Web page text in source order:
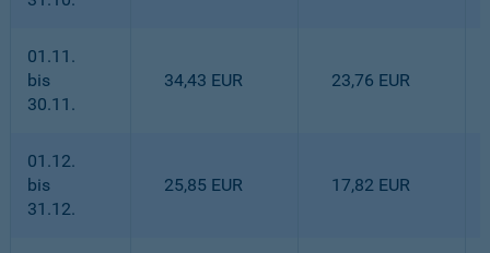
01.11.
bis
30.11.
34,43 EUR 23,76 EUR
01.12.
bis
31.12.
25,85 EUR 17,82 EUR